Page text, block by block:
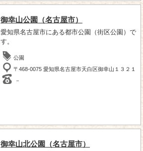
御幸山公園（名古屋市）
愛知県名古屋市にある都市公園（街区公園）で
す。
公園
〒468-0075 愛知県名古屋市天白区御幸山１３２１
－
御幸山北公園（名古屋市）